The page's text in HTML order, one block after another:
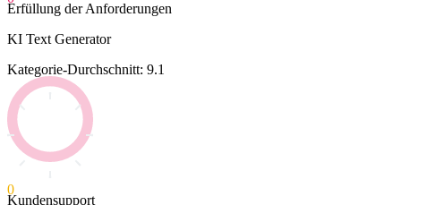
Erfüllung der Anforderungen
KI Text Generator
Kategorie-Durchschnitt: 9.1
0
Kundensupport